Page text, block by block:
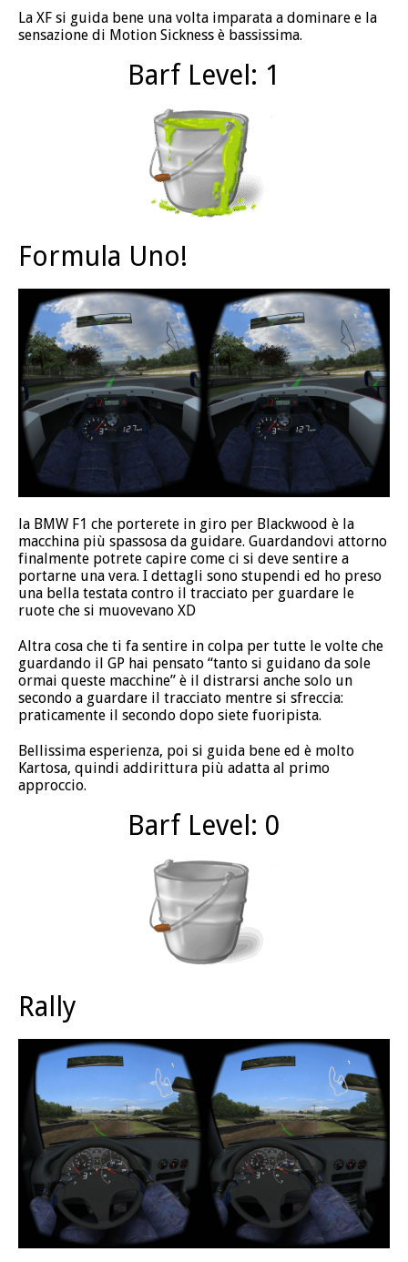
La XF si guida bene una volta imparata a dominare e la
sensazione di Motion Sickness è bassissima.
Barf Level: 1
Formula Uno!
la BMW F1 che porterete in giro per Blackwood è la
macchina più spassosa da guidare. Guardandovi attorno
finalmente potrete capire come ci si deve sentire a
portarne una vera. I dettagli sono stupendi ed ho preso
una bella testata contro il tracciato per guardare le
ruote che si muovevano XD
Altra cosa che ti fa sentire in colpa per tutte le volte che
guardando il GP hai pensato “tanto si guidano da sole
ormai queste macchine” è il distrarsi anche solo un
secondo a guardare il tracciato mentre si sfreccia:
praticamente il secondo dopo siete fuoripista.
Bellissima esperienza, poi si guida bene ed è molto
Kartosa, quindi addirittura più adatta al primo
approccio.
Barf Level: 0
Rally